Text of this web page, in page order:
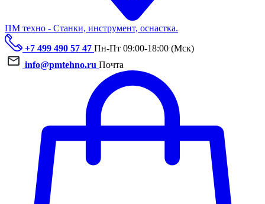
ПМ техно - Станки, инструмент, оснастка.
+7 499 490 57 47 Пн-Пт 09:00-18:00 (Мск)
info@pmtehno.ru Почта